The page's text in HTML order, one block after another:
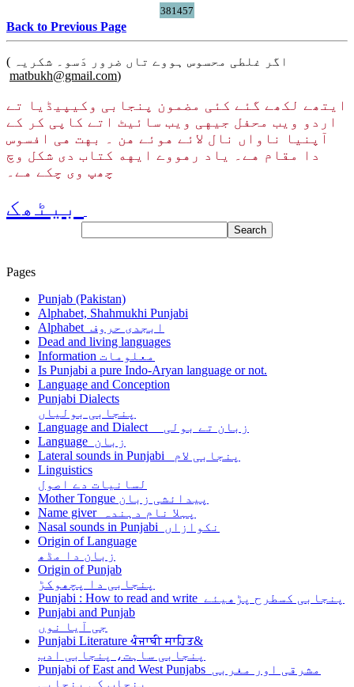
381457
Back to Previous Page
( اگر غلطی محسوس ہووے تاں ضرور دَسو۔ شکریہ
matbukh@gmail.com)
ایتھے لکھے گئے کئی مضمون پنجابی وکیپیڈیا تے
اردو ویب محفل جیهی ویب سائیٹ اتے کاپی کر کے
آپنیا ناواں نال لائے هوئے هن ۔ بهت هی افسوس
دا مقام هے۔ یاد رهووے ایهه کتاب دی شکل وچ
چھپ وی چکے هے۔
Pages
Punjab (Pakistan)
Alphabet, Shahmukhi Punjabi
Alphabet ابجدی حروف
Dead and living languages
Information معلومات
Is Punjabi a pure Indo-Aryan language or not.
Language and Conception
Punjabi Dialects
پنجابی بولیاں
Language and Dialect زبان تے بولی
Language زبان
Lateral sounds in Punjabi پنجابی لام
Linguistics
لسانیات دے اصول
Mother Tongue پیدائشی زبان
Name giver پہلا نام دہندہ
Nasal sounds in Punjabi نکوازاں
Origin of Language
زبان دا مڈھ
Origin of Punjab
پنجابی دا پچھوکڑ
Punjabi : How to read and write پنجابی کسطرح پڑھیئے
Punjabi and Punjab
جی آیا نوں
Punjabi Literature ਪੰਜਾਬੀ ਸਾਹਿਤ&
پنجابی ساہت، پنجابی ادب
Punjabi of East and West Punjabs مشرقی اور مغربی
پنجاب کی پنجابی